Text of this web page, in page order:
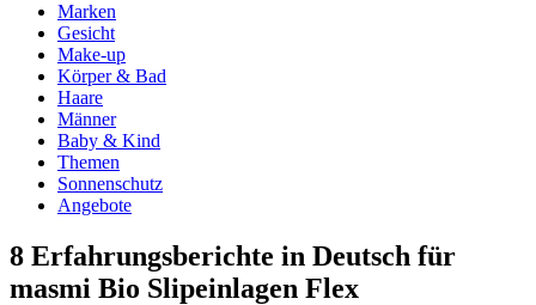
Marken
Gesicht
Make-up
Körper & Bad
Haare
Männer
Baby & Kind
Themen
Sonnenschutz
Angebote
8 Erfahrungsberichte in Deutsch für
masmi Bio Slipeinlagen Flex